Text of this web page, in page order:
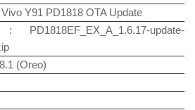
Y91 PD1818 OTA Update
update-
(Oreo)